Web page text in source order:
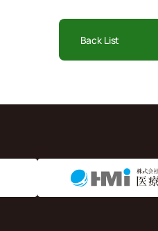
Back List